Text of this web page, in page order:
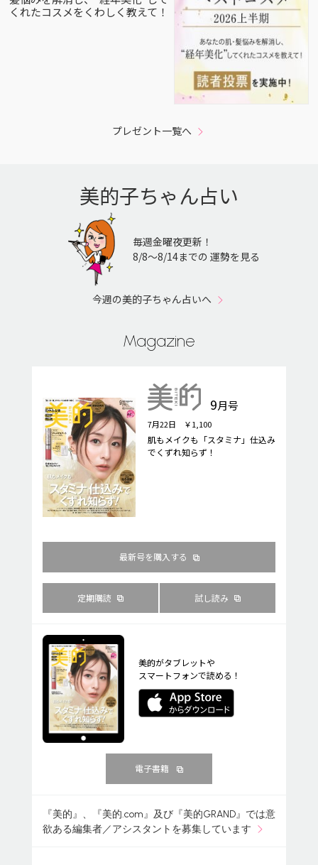
くれたコスメをくわしく教えて！
プレゼント一覧へ
美的子ちゃん占い
毎週金曜夜更新！
8/8〜8/14までの 運勢を見る
今週の美的子ちゃん占いへ
Magazine
9月号
7月22日 ￥1,100
肌もメイクも「スタミナ」仕込み
でくずれ知らず！
最新号を購入する
定期購読 試し読み
美的がタブレットや
スマートフォンで読める！
電子書籍
『美的』、『美的.com』及び『美的GRAND』では意
欲ある編集者／アシスタントを募集しています